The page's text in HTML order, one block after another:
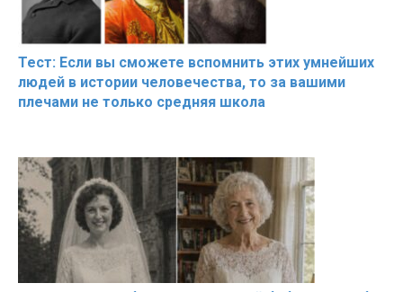
Тест: Если вы сможете вспомнить этих умнейших
людей в истории человечества, то за вашими
плечами не только средняя школа